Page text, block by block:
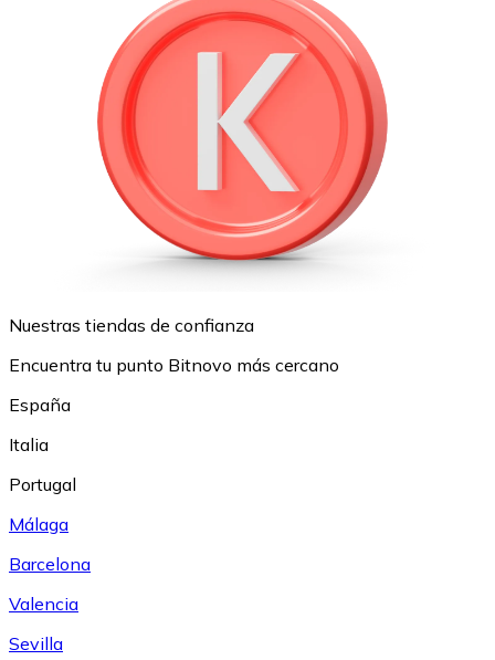
Nuestras tiendas de confianza
Encuentra tu punto Bitnovo más cercano
España
Italia
Portugal
Málaga
Barcelona
Valencia
Sevilla